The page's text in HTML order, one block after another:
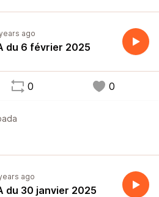
ago
du 6 février 2025
0 0
ago
du 30 janvier 2025